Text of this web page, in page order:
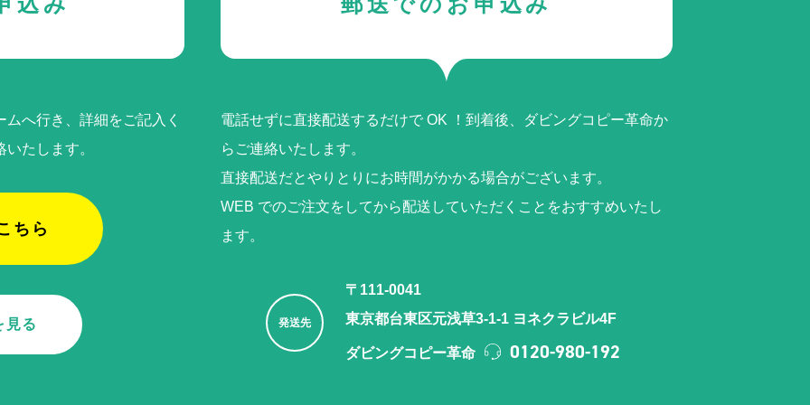
へ行き、詳細をご記入く
たします。
ちら
見る
電話せずに直接配送するだけで OK ！到着後、ダビングコピー革命か
らご連絡いたします。
直接配送だとやりとりにお時間がかかる場合がございます。
WEB でのご注⽂をしてから配送していただくことをおすすめいたし
ます。
発送先
〒111-0041
東京都台東区元浅草3-1-1 ヨネクラビル4F
ダビングコピー革命 0120-980-192